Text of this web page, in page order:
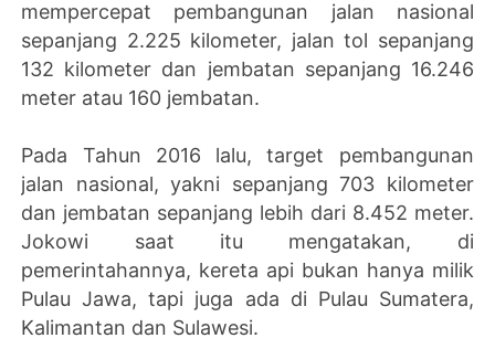
mempercepat pembangunan jalan nasional
sepanjang 2.225 kilometer, jalan tol sepanjang
132 kilometer dan jembatan sepanjang 16.246
meter atau 160 jembatan.
Pada Tahun 2016 lalu, target pembangunan
jalan nasional, yakni sepanjang 703 kilometer
dan jembatan sepanjang lebih dari 8.452 meter.
Jokowi saat itu mengatakan, di
pemerintahannya, kereta api bukan hanya milik
Pulau Jawa, tapi juga ada di Pulau Sumatera,
Kalimantan dan Sulawesi.